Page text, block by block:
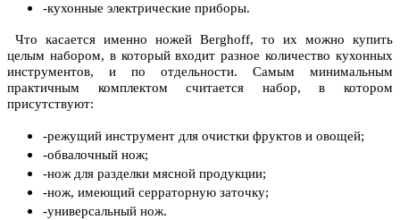
-кухонные электрические приборы.
Что касается именно ножей Berghoff, то их можно купить
целым набором, в который входит разное количество кухонных
инструментов, и по отдельности. Самым минимальным
практичным комплектом считается набор, в котором
присутствуют:
-режущий инструмент для очистки фруктов и овощей;
-обвалочный нож;
-нож для разделки мясной продукции;
-нож, имеющий серраторную заточку;
-универсальный нож.